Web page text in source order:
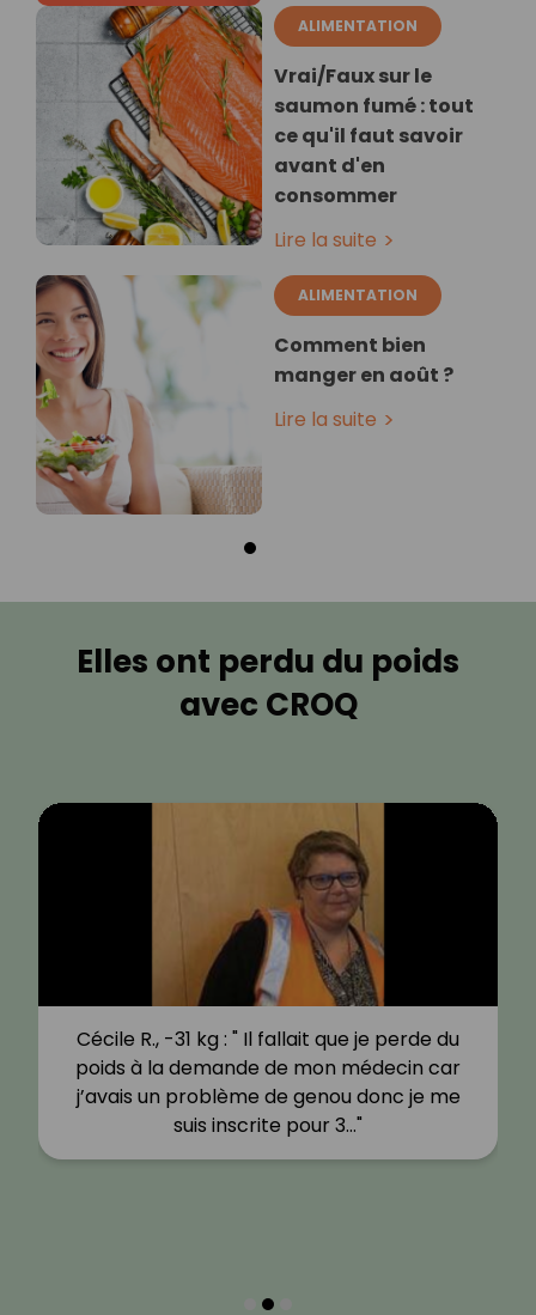
ALIMENTATION
Vrai/Faux sur le
saumon fumé : tout
ce qu'il faut savoir
avant d'en
consommer
Lire la suite
ALIMENTATION
Comment bien
manger en août ?
Lire la suite
Elles ont perdu du poids
avec CROQ
Cécile R., -31 kg : " Il fallait que je perde du
poids à la demande de mon médecin car
j’avais un problème de genou donc je me
suis inscrite pour 3…"